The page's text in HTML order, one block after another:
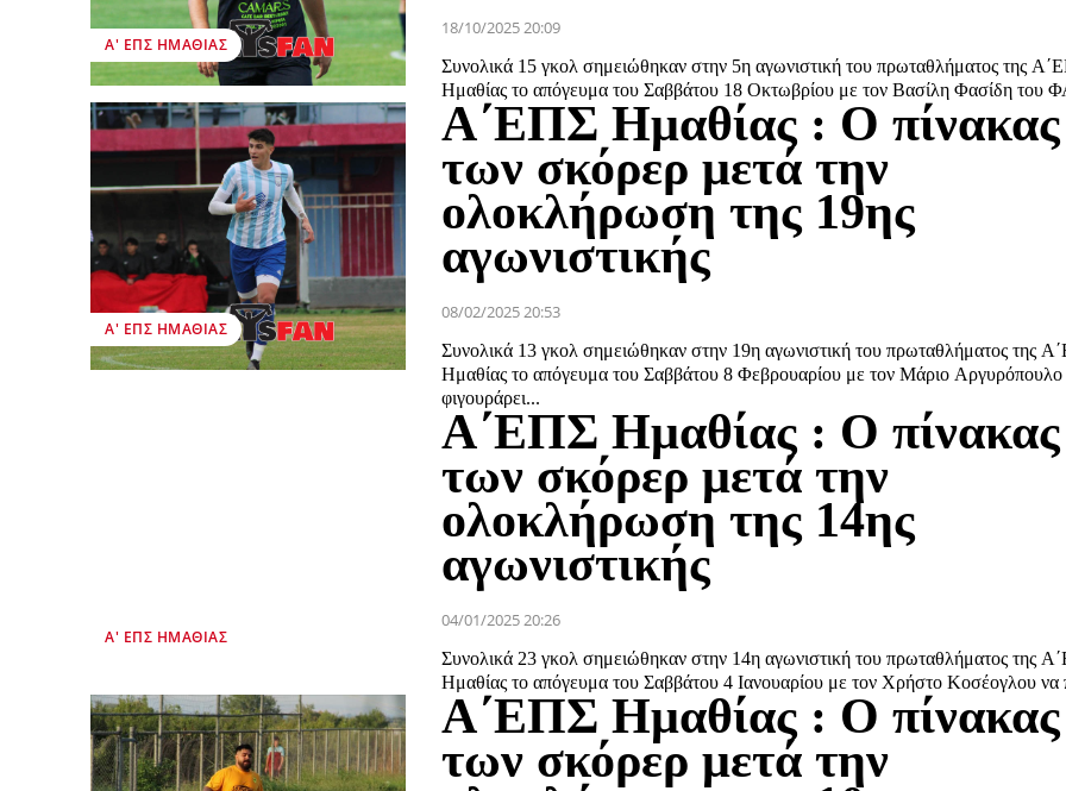
Α' ΕΠΣ ΗΜΑΘΊΑΣ
18/10/2025 20:09
Συνολικά 15 γκολ σημειώθηκαν στην 5η αγωνιστική του πρωταθλήματος της
Ημαθίας το απόγευμα του Σαββάτου 18 Οκτωβρίου με τον Βασίλη Φασίδη του
Α' ΕΠΣ ΗΜΑΘΊΑΣ
Α΄ΕΠΣ Ημαθίας : Ο πίνακας
των σκόρερ μετά την
ολοκλήρωση της 19ης
αγωνιστικής
08/02/2025 20:53
Συνολικά 13 γκολ σημειώθηκαν στην 19η αγωνιστική του πρωταθλήματος της
Ημαθίας το απόγευμα του Σαββάτου 8 Φεβρουαρίου με τον Μάριο Αργυρόπουλο
φιγουράρει...
Α' ΕΠΣ ΗΜΑΘΊΑΣ
Α΄ΕΠΣ Ημαθίας : Ο πίνακας
των σκόρερ μετά την
ολοκλήρωση της 14ης
αγωνιστικής
04/01/2025 20:26
Συνολικά 23 γκολ σημειώθηκαν στην 14η αγωνιστική του πρωταθλήματος της
Ημαθίας το απόγευμα του Σαββάτου 4 Ιανουαρίου με τον Χρήστο Κοσέογλου να
Α΄ΕΠΣ Ημαθίας : Ο πίνακας
των σκόρερ μετά την